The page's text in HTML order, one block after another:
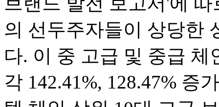
의 선두주자들이 상당한
다. 이 중 고급 및 중급 체
각 142.41%, 128.47% 증